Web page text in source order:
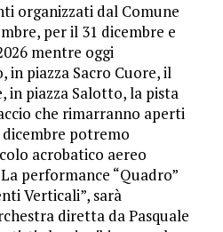
organizzati dal Comune
per il 31 dicembre e
mentre oggi
in piazza Sacro Cuore, il
in piazza Salotto, la pista
che rimarranno aperti
dicembre potremo
acrobatico aereo
performance “Quadro”
Verticali”, sarà
diretta da Pasquale